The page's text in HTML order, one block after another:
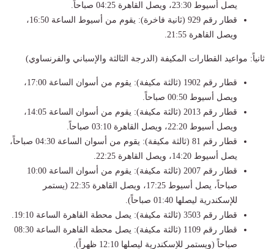
يصل أسيوط 23:30، ويصل القاهرة 04:25 صباحاً.
​قطار رقم 929 (ثانية فاخرة): يقوم من أسيوط الساعة 16:50،
ويصل القاهرة 21:55.
​ثانياً: مواعيد القطارات المكيفة (الدرجة الثالثة والإسباني والفرنساوي)
​قطار رقم 1902 (ثالثة مكيفة): يقوم من أسوان الساعة 17:00،
ويصل أسيوط 00:50 صباحاً.
​قطار رقم 2013 (ثالثة مكيفة): يقوم من أسوان الساعة 14:05،
ويصل أسيوط 22:20، ويصل القاهرة 03:10 صباحاً.
​قطار رقم 81 (ثالثة مكيفة): يقوم من أسوان الساعة 04:30 صباحاً،
يصل أسيوط 14:20، ويصل القاهرة 22:25.
​قطار رقم 2007 (ثالثة مكيفة): يقوم من أسوان الساعة 10:00
صباحاً، يصل أسيوط 17:25، ويصل القاهرة 22:35 (يستمر
للإسكندرية ليصلها 01:40 صباحاً).
​قطار رقم 3503 (ثالثة مكيفة): يصل محطة القاهرة الساعة 19:10.
​قطار رقم 1109 (ثالثة مكيفة): يصل محطة القاهرة الساعة 08:30
صباحاً (ويستمر للإسكندرية ليصلها 12:10 ظهراً).